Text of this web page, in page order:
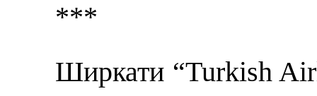
***
Ширкати “Turkish